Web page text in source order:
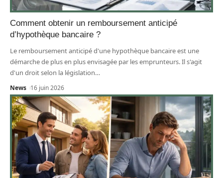
Comment obtenir un remboursement anticipé
d’hypothèque bancaire ?
Le remboursement anticipé d'une hypothèque bancaire est une
démarche de plus en plus envisagée par les emprunteurs. Il s'agit
d'un droit selon la législation…
News 16 juin 2026